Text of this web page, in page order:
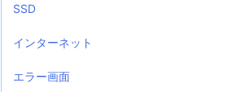
SSD
インターネット
エラー画面